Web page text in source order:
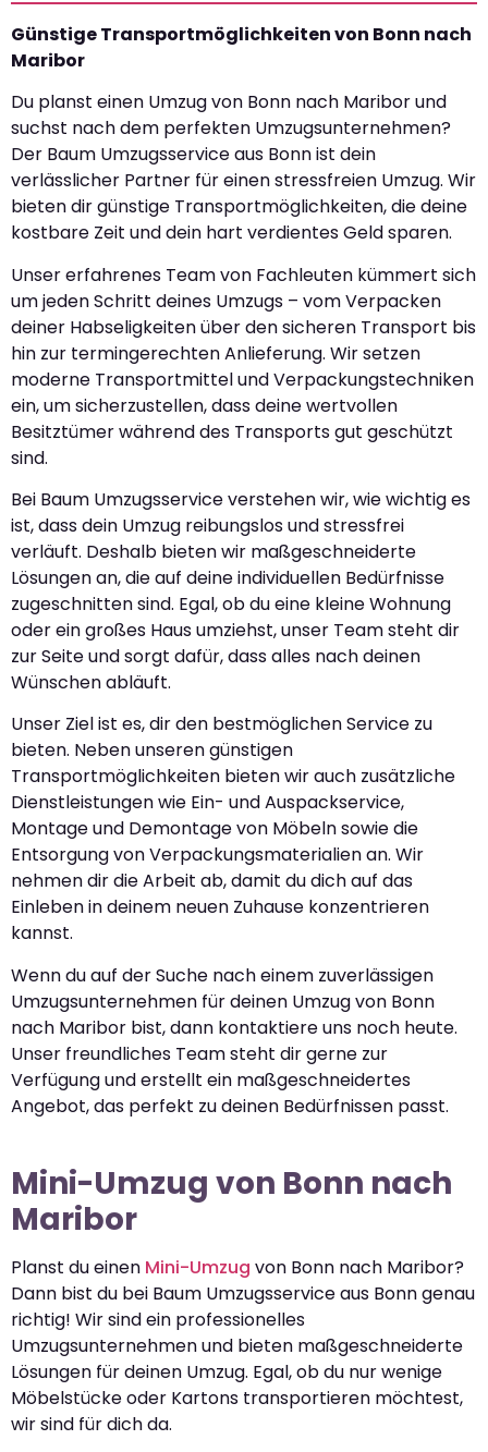
Günstige Transportmöglichkeiten von Bonn nach
Maribor
Du planst einen Umzug von Bonn nach Maribor und
suchst nach dem perfekten Umzugsunternehmen?
Der Baum Umzugsservice aus Bonn ist dein
verlässlicher Partner für einen stressfreien Umzug. Wir
bieten dir günstige Transportmöglichkeiten, die deine
kostbare Zeit und dein hart verdientes Geld sparen.
Unser erfahrenes Team von Fachleuten kümmert sich
um jeden Schritt deines Umzugs – vom Verpacken
deiner Habseligkeiten über den sicheren Transport bis
hin zur termingerechten Anlieferung. Wir setzen
moderne Transportmittel und Verpackungstechniken
ein, um sicherzustellen, dass deine wertvollen
Besitztümer während des Transports gut geschützt
sind.
Bei Baum Umzugsservice verstehen wir, wie wichtig es
ist, dass dein Umzug reibungslos und stressfrei
verläuft. Deshalb bieten wir maßgeschneiderte
Lösungen an, die auf deine individuellen Bedürfnisse
zugeschnitten sind. Egal, ob du eine kleine Wohnung
oder ein großes Haus umziehst, unser Team steht dir
zur Seite und sorgt dafür, dass alles nach deinen
Wünschen abläuft.
Unser Ziel ist es, dir den bestmöglichen Service zu
bieten. Neben unseren günstigen
Transportmöglichkeiten bieten wir auch zusätzliche
Dienstleistungen wie Ein- und Auspackservice,
Montage und Demontage von Möbeln sowie die
Entsorgung von Verpackungsmaterialien an. Wir
nehmen dir die Arbeit ab, damit du dich auf das
Einleben in deinem neuen Zuhause konzentrieren
kannst.
Wenn du auf der Suche nach einem zuverlässigen
Umzugsunternehmen für deinen Umzug von Bonn
nach Maribor bist, dann kontaktiere uns noch heute.
Unser freundliches Team steht dir gerne zur
Verfügung und erstellt ein maßgeschneidertes
Angebot, das perfekt zu deinen Bedürfnissen passt.
Mini-Umzug von Bonn nach
Maribor
Planst du einen Mini-Umzug von Bonn nach Maribor?
Dann bist du bei Baum Umzugsservice aus Bonn genau
richtig! Wir sind ein professionelles
Umzugsunternehmen und bieten maßgeschneiderte
Lösungen für deinen Umzug. Egal, ob du nur wenige
Möbelstücke oder Kartons transportieren möchtest,
wir sind für dich da.